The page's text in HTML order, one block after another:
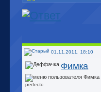
01.11.2011, 18:10
Фимка
perfecto